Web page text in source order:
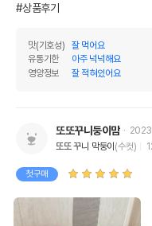
#상품후기
맛(기호성)
잘 먹어요
유통기한
아주 넉넉해요
영양정보
잘 적혀있어요
또또꾸니둥이맘
또또 꾸니 막둥이(수컷)
첫구매